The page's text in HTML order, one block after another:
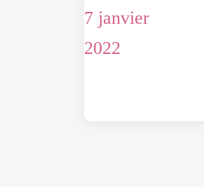
7 janvier
2022